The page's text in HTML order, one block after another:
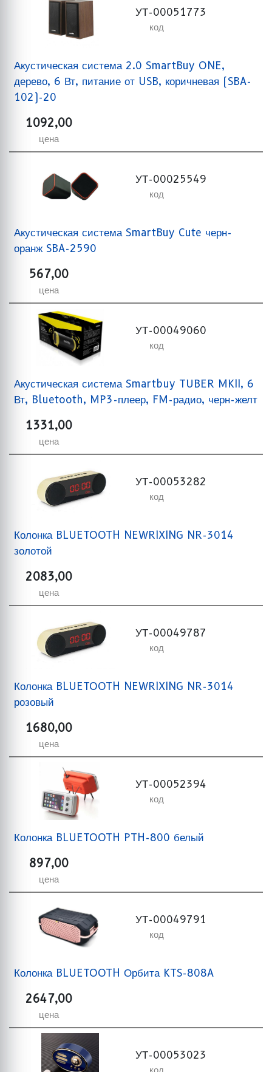
УТ-00051773
код
Акустическая система 2.0 SmartBuy ONE,
дерево, 6 Вт, питание от USB, коричневая (SBA-
102)-20
1092,00
цена
УТ-00025549
код
Акустическая система SmartBuy Cute черн-
оранж SBA-2590
567,00
цена
УТ-00049060
код
Акустическая система Smartbuy TUBER MKII, 6
Вт, Bluetooth, MP3-плеер, FM-радио, черн-желт
1331,00
цена
УТ-00053282
код
Колонка BLUETOOTH NEWRIXING NR-3014
золотой
2083,00
цена
УТ-00049787
код
Колонка BLUETOOTH NEWRIXING NR-3014
розовый
1680,00
цена
УТ-00052394
код
Колонка BLUETOOTH PTH-800 белый
897,00
цена
УТ-00049791
код
Колонка BLUETOOTH Орбита KTS-808A
2647,00
цена
УТ-00053023